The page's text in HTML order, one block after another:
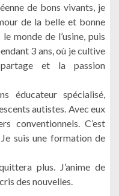
de bons vivants, je
de la belle et bonne
monde de l’usine, puis
3 ans, où je cultive
et la passion
éducateur spécialisé,
autistes. Avec eux
conventionnels. C’est
suis une formation de
plus. J’anime de
des nouvelles.